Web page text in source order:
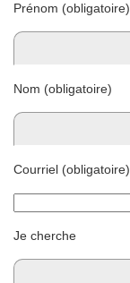
Prénom (obligatoire)
Nom (obligatoire)
Courriel (obligatoire)
Je cherche